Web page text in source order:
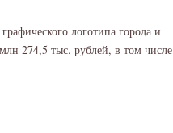
логотипа города и
млн 274,5 тыс. рублей, в том числе